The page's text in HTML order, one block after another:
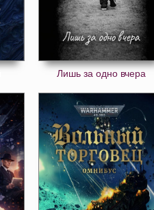
Лишь за одно вчера